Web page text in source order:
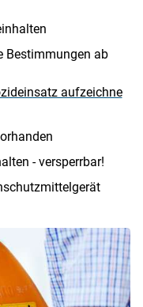
Bestimmungen ab
aufzeichne
- versperrbar!